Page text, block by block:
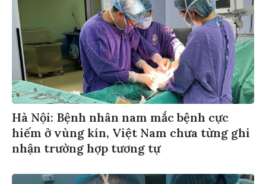
Hà Nội: Bệnh nhân nam mắc bệnh cực
hiếm ở vùng kín, Việt Nam chưa từng ghi
nhận trường hợp tương tự